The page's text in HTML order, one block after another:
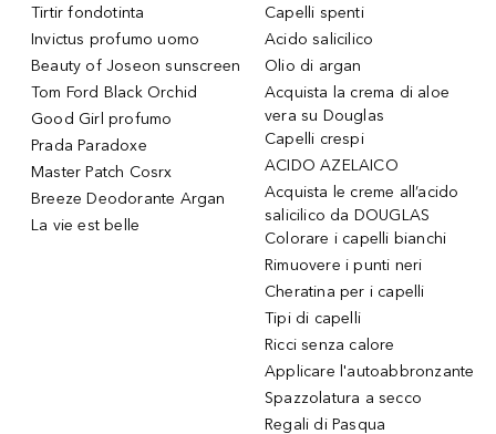
Tirtir fondotinta
Invictus profumo uomo
Beauty of Joseon sunscreen
Tom Ford Black Orchid
Good Girl profumo
Prada Paradoxe
Master Patch Cosrx
Breeze Deodorante Argan
La vie est belle
Capelli spenti
Acido salicilico
Olio di argan
Acquista la crema di aloe
vera su Douglas
Capelli crespi
ACIDO AZELAICO
Acquista le creme all’acido
salicilico da DOUGLAS
Colorare i capelli bianchi
Rimuovere i punti neri
Cheratina per i capelli
Tipi di capelli
Ricci senza calore
Applicare l'autoabbronzante
Spazzolatura a secco
Regali di Pasqua